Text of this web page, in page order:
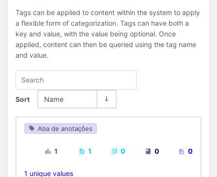
Tags can be applied to content within the system to apply
a flexible form of categorization. Tags can have both a
key and value, with the value being optional. Once
applied, content can then be queried using the tag name
and value.
Sort Name
Aba de anotações
1 1 0 0 0
1 unique values